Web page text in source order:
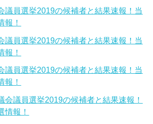
議員選挙2019の候補者と結果速報！当
報！
議員選挙2019の候補者と結果速報！当
報！
議員選挙2019の候補者と結果速報！当
報！
会議員選挙2019の候補者と結果速報！
情報！